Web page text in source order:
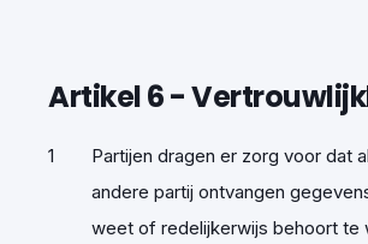
Artikel6-
Partijen dragen er zorg voor dat
andere partij ontvangen
weet of redelijkerwijs behoort te